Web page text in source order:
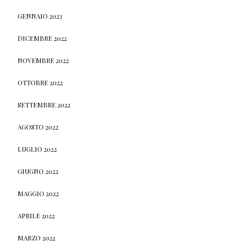
GENNAIO 2023
DICEMBRE 2022
NOVEMBRE 2022
OTTOBRE 2022
SETTEMBRE 2022
AGOSTO 2022
LUGLIO 2022
GIUGNO 2022
MAGGIO 2022
APRILE 2022
MARZO 2022